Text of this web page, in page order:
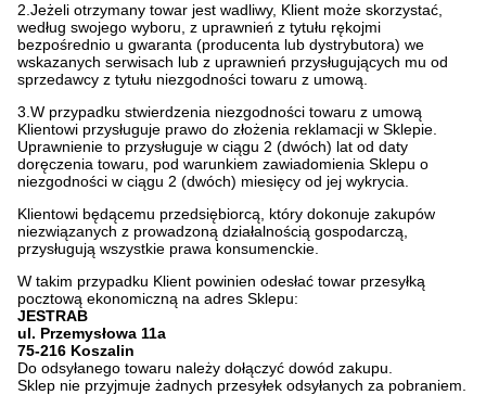
2.Jeżeli otrzymany towar jest wadliwy, Klient może skorzystać,
według swojego wyboru, z uprawnień z tytułu rękojmi
bezpośrednio u gwaranta (producenta lub dystrybutora) we
wskazanych serwisach lub z uprawnień przysługujących mu od
sprzedawcy z tytułu niezgodności towaru z umową.
3.W przypadku stwierdzenia niezgodności towaru z umową
Klientowi przysługuje prawo do złożenia reklamacji w Sklepie.
Uprawnienie to przysługuje w ciągu 2 (dwóch) lat od daty
doręczenia towaru, pod warunkiem zawiadomienia Sklepu o
niezgodności w ciągu 2 (dwóch) miesięcy od jej wykrycia.
Klientowi będącemu przedsiębiorcą, który dokonuje zakupów
niezwiązanych z prowadzoną działalnością gospodarczą,
przysługują wszystkie prawa konsumenckie.
W takim przypadku Klient powinien odesłać towar przesyłką
pocztową ekonomiczną na adres Sklepu:
JESTRAB
ul. Przemysłowa 11a
75-216 Koszalin
Do odsyłanego towaru należy dołączyć dowód zakupu.
Sklep nie przyjmuje żadnych przesyłek odsyłanych za pobraniem.